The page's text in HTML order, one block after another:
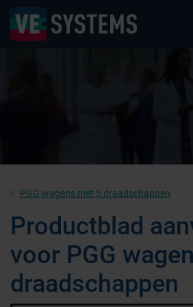
PGG wagens met 5 draadschappen
Productblad
voor PGG
draadschappen
Farmaceutische industrie